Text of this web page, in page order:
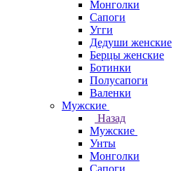
Монголки
Сапоги
Угги
Дедуши женские
Берцы женские
Ботинки
Полусапоги
Валенки
Мужские
Назад
Мужские
Унты
Монголки
Сапоги